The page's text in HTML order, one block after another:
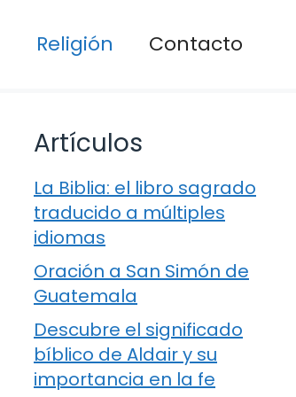
Religión Contacto
Artículos
La Biblia: el libro sagrado
traducido a múltiples
idiomas
Oración a San Simón de
Guatemala
Descubre el significado
bíblico de Aldair y su
importancia en la fe